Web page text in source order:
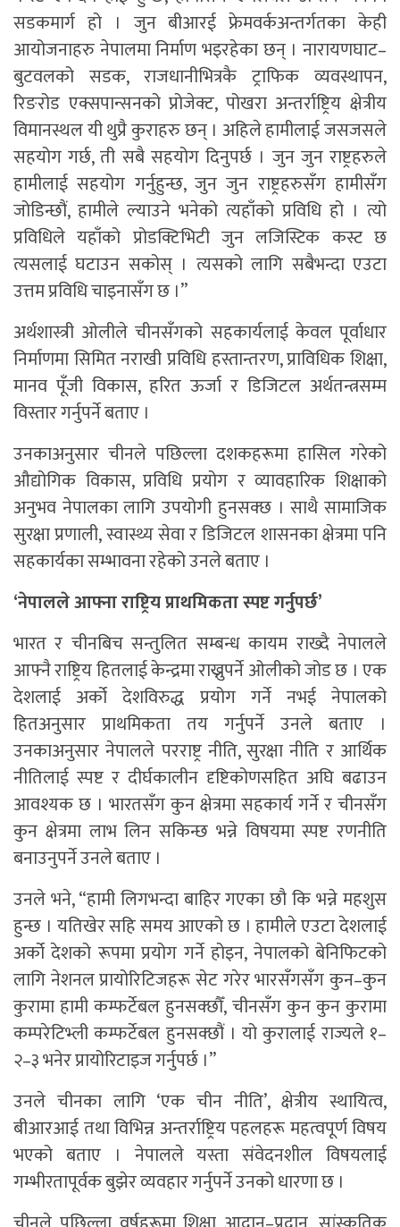
सडकमार्ग हो । जुन बीआरई फ्रेमवर्कअन्तर्गतका केही
आयोजनाहरु नेपालमा निर्माण भइरहेका छन् । नारायणघाट–
बुटवलको सडक, राजधानीभित्रकै ट्राफिक व्यवस्थापन,
रिङरोड एक्सपान्सनको प्रोजेक्ट, पोखरा अन्तर्राष्ट्रिय क्षेत्रीय
विमानस्थल यी थुप्रै कुराहरु छन् । अहिले हामीलाई जसजसले
सहयोग गर्छ, ती सबै सहयोग दिनुपर्छ । जुन जुन राष्ट्रहरुले
हामीलाई सहयोग गर्नुहुन्छ, जुन जुन राष्ट्रहरुसँग हामीसँग
जोडिन्छौं, हामीले ल्याउने भनेको त्यहाँको प्रविधि हो । त्यो
प्रविधिले यहाँको प्रोडक्टिभिटी जुन लजिस्टिक कस्ट छ
त्यसलाई घटाउन सकोस् । त्यसको लागि सबैभन्दा एउटा
उत्तम प्रविधि चाइनासँग छ ।”
अर्थशास्त्री ओलीले चीनसँगको सहकार्यलाई केवल पूर्वाधार
निर्माणमा सिमित नराखी प्रविधि हस्तान्तरण, प्राविधिक शिक्षा,
मानव पूँजी विकास, हरित ऊर्जा र डिजिटल अर्थतन्त्रसम्म
विस्तार गर्नुपर्ने बताए ।
उनकाअनुसार चीनले पछिल्ला दशकहरूमा हासिल गरेको
औद्योगिक विकास, प्रविधि प्रयोग र व्यावहारिक शिक्षाको
अनुभव नेपालका लागि उपयोगी हुनसक्छ । साथै सामाजिक
सुरक्षा प्रणाली, स्वास्थ्य सेवा र डिजिटल शासनका क्षेत्रमा पनि
सहकार्यका सम्भावना रहेको उनले बताए ।
‘नेपालले आफ्ना राष्ट्रिय प्राथमिकता स्पष्ट गर्नुपर्छ’
भारत र चीनबिच सन्तुलित सम्बन्ध कायम राख्दै नेपालले
आफ्नै राष्ट्रिय हितलाई केन्द्रमा राख्नुपर्ने ओलीको जोड छ । एक
देशलाई अर्को देशविरुद्ध प्रयोग गर्ने नभई नेपालको
हितअनुसार प्राथमिकता तय गर्नुपर्ने उनले बताए ।
उनकाअनुसार नेपालले परराष्ट्र नीति, सुरक्षा नीति र आर्थिक
नीतिलाई स्पष्ट र दीर्घकालीन दृष्टिकोणसहित अघि बढाउन
आवश्यक छ । भारतसँग कुन क्षेत्रमा सहकार्य गर्ने र चीनसँग
कुन क्षेत्रमा लाभ लिन सकिन्छ भन्ने विषयमा स्पष्ट रणनीति
बनाउनुपर्ने उनले बताए ।
उनले भने, “हामी लिगभन्दा बाहिर गएका छौ कि भन्ने महशुस
हुन्छ । यतिखेर सहि समय आएको छ । हामीले एउटा देशलाई
अर्को देशको रूपमा प्रयोग गर्ने होइन, नेपालको बेनिफिटको
लागि नेशनल प्रायोरिटिजहरू सेट गरेर भारसँगसँग कुन–कुन
कुरामा हामी कम्फर्टेबल हुनसक्छौँ, चीनसँग कुन कुन कुरामा
कम्परेटिभ्ली कम्फर्टेबल हुनसक्छौं । यो कुरालाई राज्यले १–
२–३ भनेर प्रायोरिटाइज गर्नुपर्छ ।”
उनले चीनका लागि ‘एक चीन नीति’, क्षेत्रीय स्थायित्व,
बीआरआई तथा विभिन्न अन्तर्राष्ट्रिय पहलहरू महत्वपूर्ण विषय
भएको बताए । नेपालले यस्ता संवेदनशील विषयलाई
गम्भीरतापूर्वक बुझेर व्यवहार गर्नुपर्ने उनको धारणा छ ।